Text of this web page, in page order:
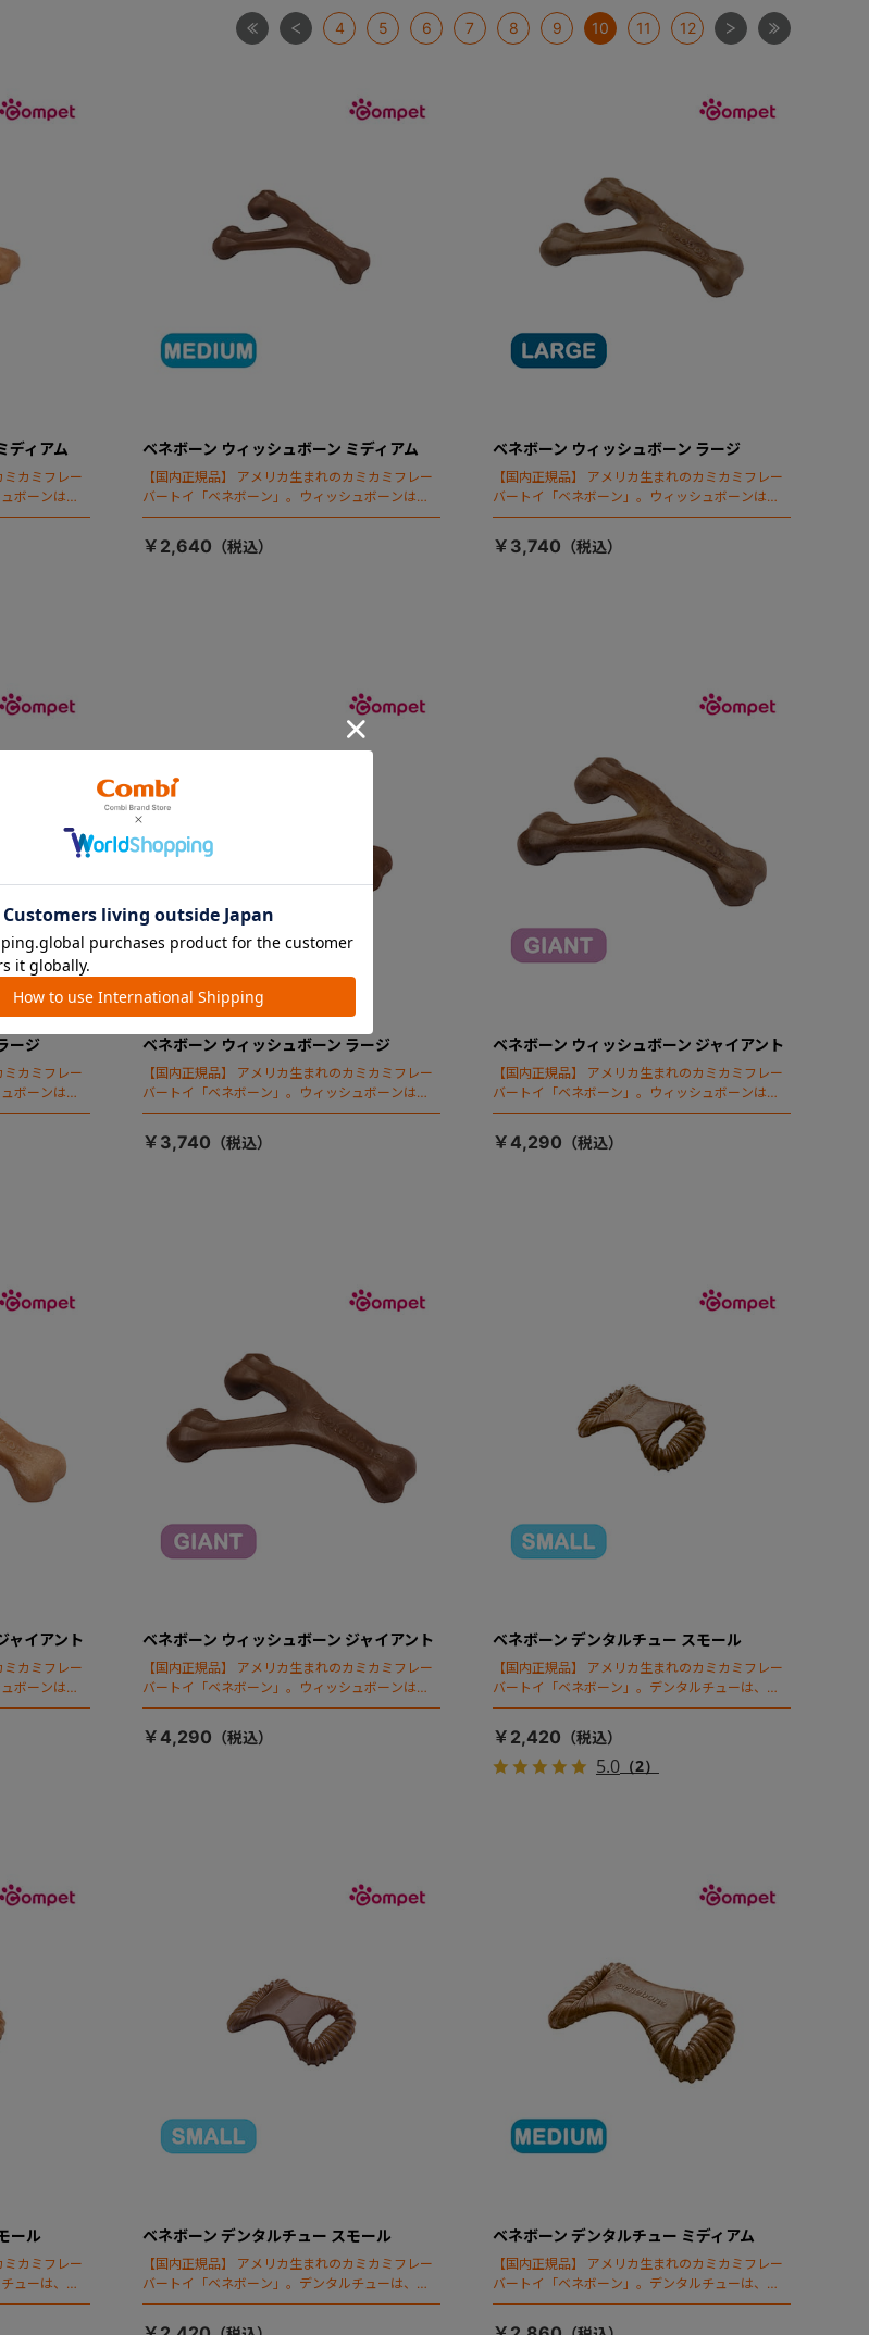
最初 前 4 5 6 7 8 9 10 11 12 次 最後
ディアム
ミカミフレー
ボーンはベ
す。
ベネボーン ウィッシュボーン ミディアム
【国内正規品】 アメリカ生まれのカミカミフレー
バートイ「ベネボーン」。ウィッシュボーンはベ
ネボーンのフラッグシップアイテムです。
￥2,640
ベネボーン ウィッシュボーン ラージ
【国内正規品】 アメリカ生まれのカミカミフレー
バートイ「ベネボーン」。ウィッシュボーンはベ
ネボーンのフラッグシップアイテムです。
￥3,740
ージ
ミカミフレー
ボーンはベ
す。
ベネボーン ウィッシュボーン ラージ
【国内正規品】 アメリカ生まれのカミカミフレー
バートイ「ベネボーン」。ウィッシュボーンはベ
ネボーンのフラッグシップアイテムです。
￥3,740
ベネボーン ウィッシュボーン ジャイアント
【国内正規品】 アメリカ生まれのカミカミフレー
バートイ「ベネボーン」。ウィッシュボーンはベ
ネボーンのフラッグシップアイテムです。
￥4,290
ャイアント
ミカミフレー
ボーンはベ
す。
ベネボーン ウィッシュボーン ジャイアント
【国内正規品】 アメリカ生まれのカミカミフレー
バートイ「ベネボーン」。ウィッシュボーンはベ
ネボーンのフラッグシップアイテムです。
￥4,290
ベネボーン デンタルチュー スモール
【国内正規品】 アメリカ生まれのカミカミフレー
バートイ「ベネボーン」。デンタルチューは、歯
を清潔に保つため凹凸を備えています。
￥2,420
5.0（2）
ール
ミカミフレー
ューは、歯
。
ベネボーン デンタルチュー スモール
【国内正規品】 アメリカ生まれのカミカミフレー
バートイ「ベネボーン」。デンタルチューは、歯
を清潔に保つため凹凸を備えています。
ベネボーン デンタルチュー ミディアム
【国内正規品】 アメリカ生まれのカミカミフレー
バートイ「ベネボーン」。デンタルチューは、歯
を清潔に保つため凹凸を備えています。